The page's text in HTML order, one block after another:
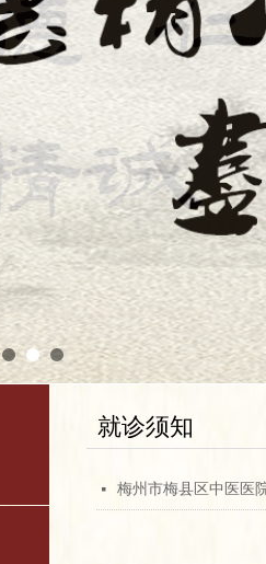
就诊须知
넷 梅州市梅县区中医医